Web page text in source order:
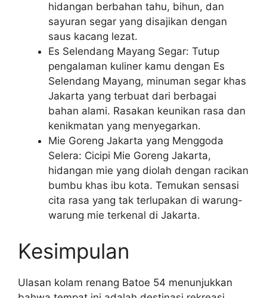
hidangan berbahan tahu, bihun, dan
sayuran segar yang disajikan dengan
saus kacang lezat.
Es Selendang Mayang Segar: Tutup
pengalaman kuliner kamu dengan Es
Selendang Mayang, minuman segar khas
Jakarta yang terbuat dari berbagai
bahan alami. Rasakan keunikan rasa dan
kenikmatan yang menyegarkan.
Mie Goreng Jakarta yang Menggoda
Selera: Cicipi Mie Goreng Jakarta,
hidangan mie yang diolah dengan racikan
bumbu khas ibu kota. Temukan sensasi
cita rasa yang tak terlupakan di warung-
warung mie terkenal di Jakarta.
Kesimpulan
Ulasan kolam renang Batoe 54 menunjukkan